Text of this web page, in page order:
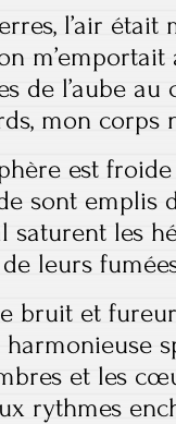
l’air était
m’emportait
de l’aube
mon corps
est
sont emplis
saturent les
leurs
bruit et fureur
et les
rythmes